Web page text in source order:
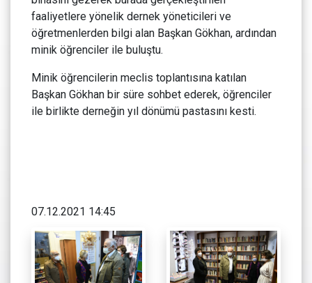
faaliyetlere yönelik dernek yöneticileri ve
öğretmenlerden bilgi alan Başkan Gökhan, ardından
minik öğrenciler ile buluştu.
Minik öğrencilerin meclis toplantısına katılan
Başkan Gökhan bir süre sohbet ederek, öğrenciler
ile birlikte derneğin yıl dönümü pastasını kesti.
07.12.2021 14:45